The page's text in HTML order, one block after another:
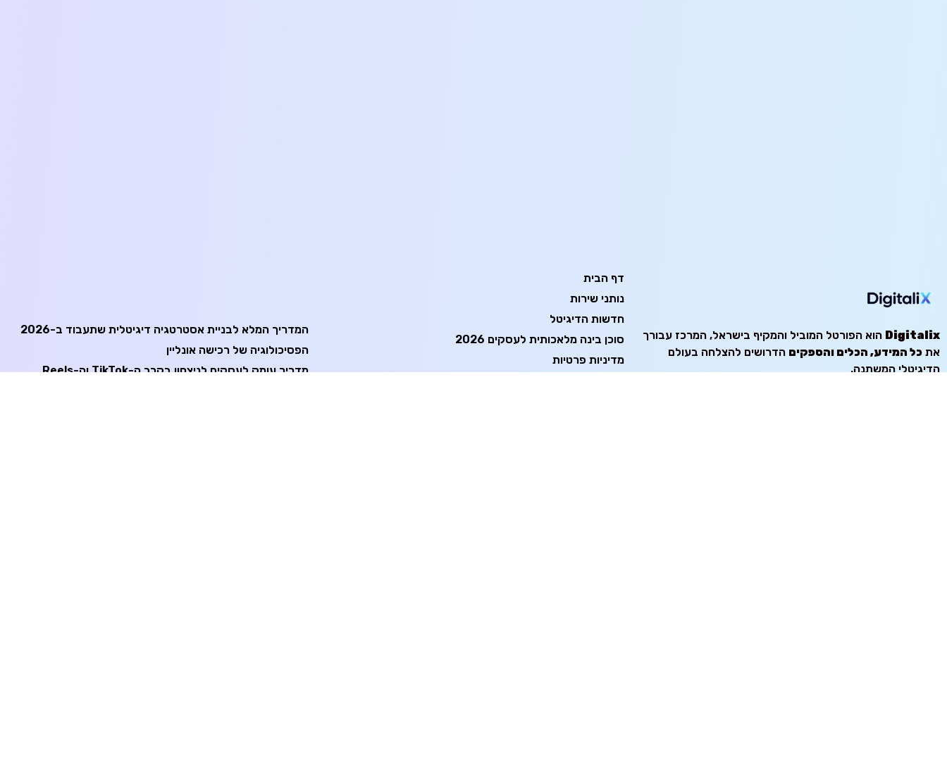
Digitalix הוא הפורטל המוביל והמקיף בישראל, המרכז עבורך
את כל המידע, הכלים והספקים הדרושים להצלחה בעולם
הדיגיטלי המשתנה.
דף הבית
נותני שירות
חדשות הדיגיטל
סוכן בינה מלאכותית לעסקים 2026
מדיניות פרטיות
המדריך המלא לבניית אסטרטגיה דיגיטלית שתעבוד ב-2026
הפסיכולוגיה של רכישה אונליין
מדריך עומק לעסקים לניצחון בקרב ה-TikTok וה-Reels